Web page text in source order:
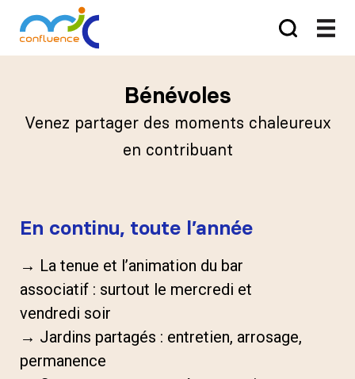
Bénévoles
Venez partager des moments chaleureux
en contribuant
En continu, toute l’année
→ La tenue et l’animation du bar
associatif : surtout le mercredi et
vendredi soir
→ Jardins partagés : entretien, arrosage,
permanence